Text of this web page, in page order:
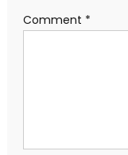
Comment *